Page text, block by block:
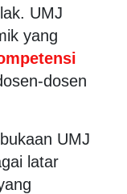
UMJ
yang
dosen
UMJ
latar